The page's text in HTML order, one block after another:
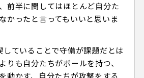
前半に関してはほとんど自分た
かったと言ってもいいと思いま
ていることで守備が課題だとは
りも自分たちがボールを持つ、
動かす、自分たちが攻撃をする